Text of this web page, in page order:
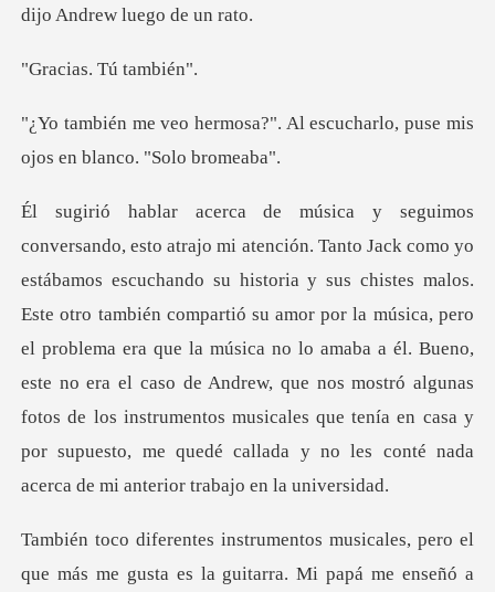
d
s. Tú t
. Al escucharlo, puse mis
ojo
te otro también compartió su amor por la música, pero
el problema era que la música no lo amaba a él. Bueno,
este no era el caso de Andrew, que nos mostró algu